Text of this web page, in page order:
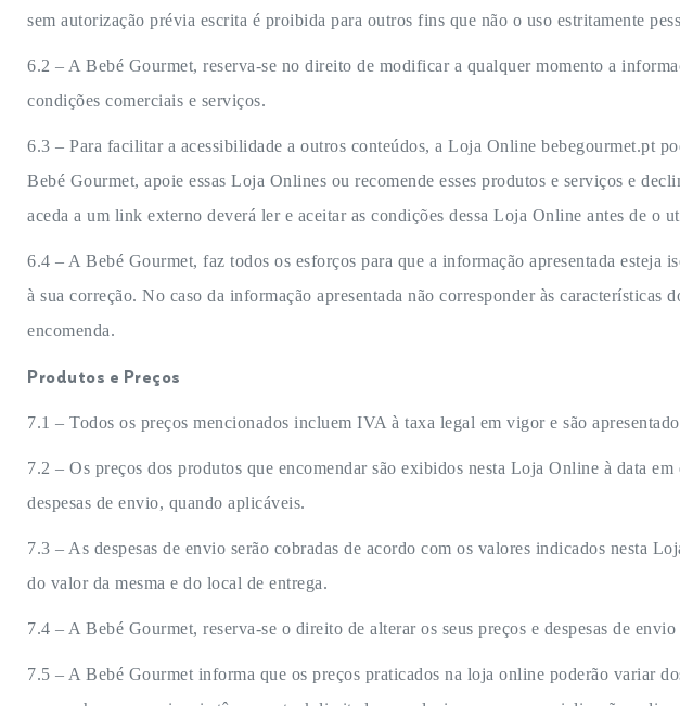
sem autorização prévia escrita é proibida para outros fins que não o uso estritamente
6.2 – A Bebé Gourmet, reserva-se no direito de modificar a qualquer momento a
condições comerciais e serviços.
6.3 – Para facilitar a acessibilidade a outros conteúdos, a Loja Online bebegourmet.pt
Bebé Gourmet, apoie essas Loja Onlines ou recomende esses produtos e serviços e
aceda a um link externo deverá ler e aceitar as condições dessa Loja Online antes de o
6.4 – A Bebé Gourmet, faz todos os esforços para que a informação apresentada esteja
à sua correção. No caso da informação apresentada não corresponder às
encomenda.
Produtos e Preços
7.1 – Todos os preços mencionados incluem IVA à taxa legal em vigor e são
7.2 – Os preços dos produtos que encomendar são exibidos nesta Loja Online à data
despesas de envio, quando aplicáveis.
7.3 – As despesas de envio serão cobradas de acordo com os valores indicados nesta
do valor da mesma e do local de entrega.
7.4 – A Bebé Gourmet, reserva-se o direito de alterar os seus preços e despesas de
7.5 – A Bebé Gourmet informa que os preços praticados na loja online poderão variar